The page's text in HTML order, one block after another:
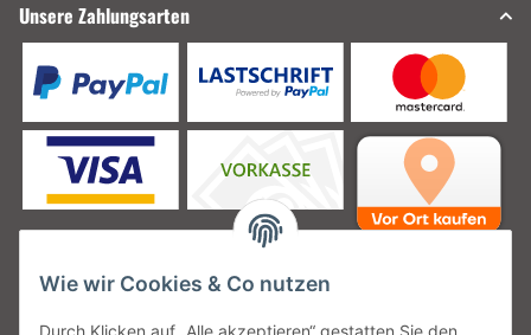
Unsere Zahlungsarten
Unsere Versanddienstleister
Wie wir Cookies & Co nutzen